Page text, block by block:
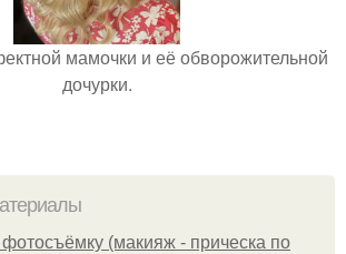
мамочки и её обворожительной
дочурки.
(макияж - прическа по